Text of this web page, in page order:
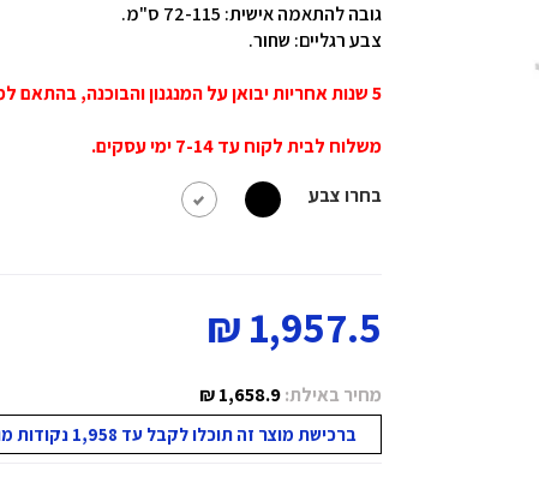
גובה להתאמה אישית: 72-115 ס"מ.
צבע רגליים: שחור.
5 שנות אחריות יבואן על המנגנון והבוכנה, בהתאם למפרט טכני, משקל ורמת שימוש סביר.
משלוח לבית לקוח עד 7-14 ימי עסקים.
בחרו צבע
1,957.5 ₪
מחיר באילת:1,658.9 ₪
ברכישת מוצר זה תוכלו לקבל עד 1,958 נקודות מועדון!